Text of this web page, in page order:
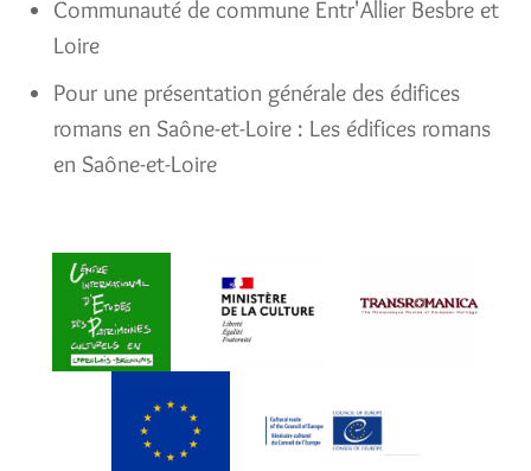
Communauté de commune Entr'Allier Besbre et
Loire
Pour une présentation générale des édifices
romans en Saône-et-Loire : Les édifices romans
en Saône-et-Loire